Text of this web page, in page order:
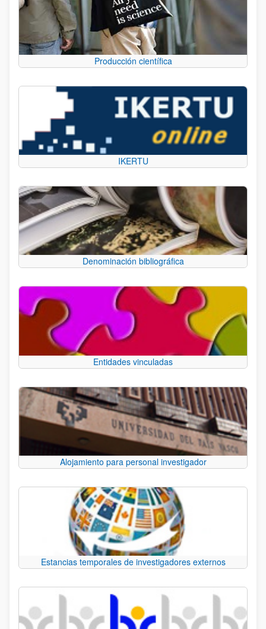
Producción científica
IKERTU
Denominación bibliográfica
Entidades vinculadas
Alojamiento para personal investigador
Estancias temporales de investigadores externos